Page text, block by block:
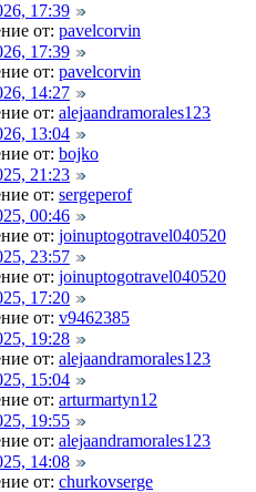
17:39
от: pavelcorvin
17:39
от: pavelcorvin
14:27
от: alejaandramorales123
13:04
от: bojko
21:23
от: sergeperof
00:46
от: joinuptogotravel040520
23:57
от: joinuptogotravel040520
17:20
от: v9462385
19:28
от: alejaandramorales123
15:04
от: arturmartyn12
19:55
от: alejaandramorales123
14:08
от: churkovserge